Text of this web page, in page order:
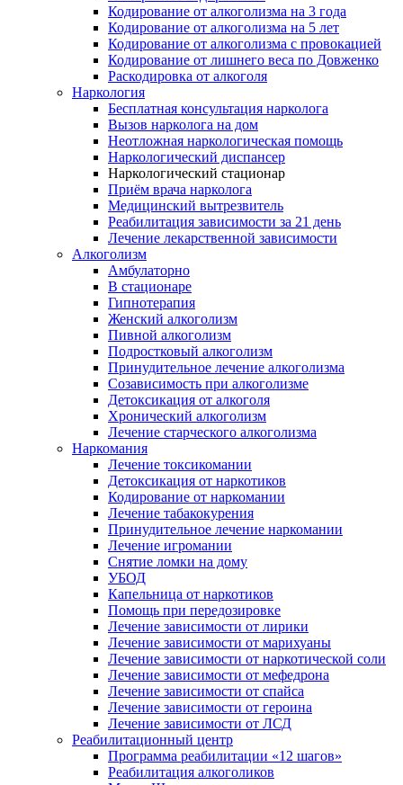
Кодирование от алкоголизма на 3 года
Кодирование от алкоголизма на 5 лет
Кодирование от алкоголизма с провокацией
Кодирование от лишнего веса по Довженко
Раскодировка от алкоголя
Наркология
Бесплатная консультация нарколога
Вызов нарколога на дом
Неотложная наркологическая помощь
Наркологический диспансер
Наркологический стационар
Приём врача нарколога
Медицинский вытрезвитель
Реабилитация зависимости за 21 день
Лечение лекарственной зависимости
Алкоголизм
Амбулаторно
В стационаре
Гипнотерапия
Женский алкоголизм
Пивной алкоголизм
Подростковый алкоголизм
Принудительное лечение алкоголизма
Созависимость при алкоголизме
Детоксикация от алкоголя
Хронический алкоголизм
Лечение старческого алкоголизма
Наркомания
Лечение токсикомании
Детоксикация от наркотиков
Кодирование от наркомании
Лечение табакокурения
Принудительное лечение наркомании
Лечение игромании
Снятие ломки на дому
УБОД
Капельница от наркотиков
Помощь при передозировке
Лечение зависимости от лирики
Лечение зависимости от марихуаны
Лечение зависимости от наркотической соли
Лечение зависимости от мефедрона
Лечение зависимости от спайса
Лечение зависимости от героина
Лечение зависимости от ЛСД
Реабилитационный центр
Программа реабилитации «12 шагов»
Реабилитация алкоголиков